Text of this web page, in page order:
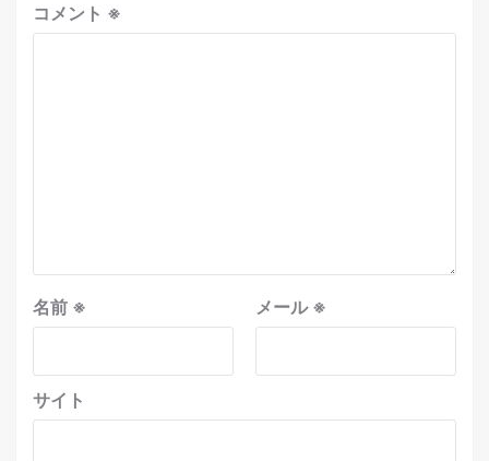
コメント ※
名前 ※ メール※
サイト